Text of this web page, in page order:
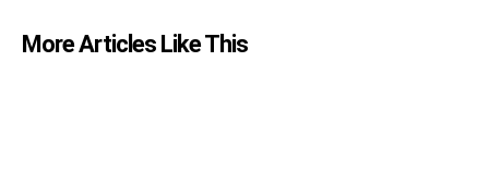
More Articles Like This